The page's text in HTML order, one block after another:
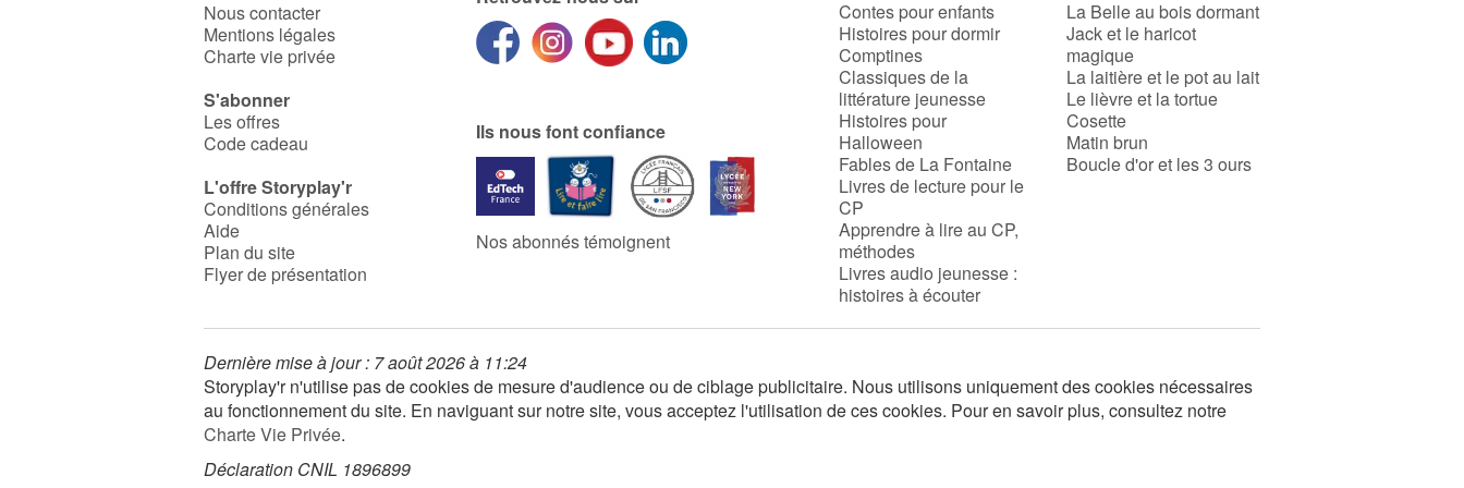
Nous contacter
Mentions légales
Charte vie privée
S'abonner
Les offres
Code cadeau
L'offre Storyplay'r
Conditions générales
Aide
Plan du site
Flyer de présentation
Ils nous font confiance
Nos abonnés témoignent
Contes pour enfants
Histoires pour dormir
Comptines
Classiques de la
littérature jeunesse
Histoires pour
Halloween
Fables de La Fontaine
Livres de lecture pour le
CP
Apprendre à lire au CP,
méthodes
Livres audio jeunesse :
histoires à écouter
La Belle au bois dormant
Jack et le haricot
magique
La laitière et le pot au lait
Le lièvre et la tortue
Cosette
Matin brun
Boucle d'or et les 3 ours
Dernière mise à jour : 7 août 2026 à 11:24
Storyplay'r n'utilise pas de cookies de mesure d'audience ou de ciblage publicitaire. Nous utilisons uniquement des cookies nécessaires
au fonctionnement du site. En naviguant sur notre site, vous acceptez l'utilisation de ces cookies. Pour en savoir plus, consultez notre
Charte Vie Privée.
Déclaration CNIL 1896899